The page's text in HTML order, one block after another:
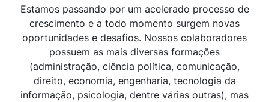
Estamos passando por um acelerado processo de
crescimento e a todo momento surgem novas
oportunidades e desafios. Nossos colaboradores
possuem as mais diversas formações
(administração, ciência política, comunicação,
direito, economia, engenharia, tecnologia da
informação, psicologia, dentre várias outras), mas